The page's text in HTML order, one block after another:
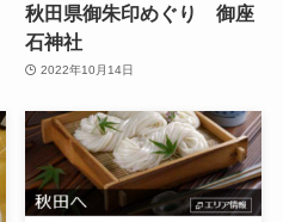
秋田県御朱印めぐり 御座
石神社
2022年10月14日